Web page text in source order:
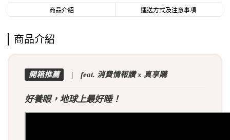
商品介紹 運送方式及注意事項
商品介紹
開箱推薦 | feat. 消費情報讚 x 真享購
好養眼，地球上最好睡！